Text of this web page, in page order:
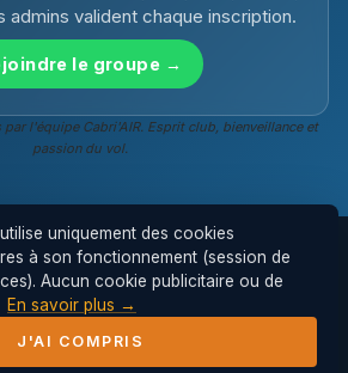
valident chaque inscription.
le groupe →
l'équipe Cabri'AIR. Esprit club, bienveillance et
passion du vol.
— Club de parapente de
·Mentions légales
uniquement des cookies
à son fonctionnement (session de
Aucun cookie publicitaire ou de
En savoir plus →
J'AI COMPRIS